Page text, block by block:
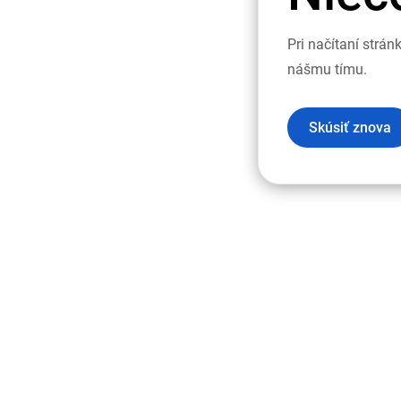
Pri načítaní
nášmu tímu.
Skúsiť znova